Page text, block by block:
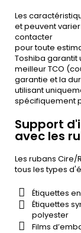
Les
et peuvent
contacter
pour toute
Toshiba garantit
meilleur TCO
garantie et la
utilisant
spécifiquement
Support
avec les
Les rubans
tous les types
Étiquettes
Étiquettes
polyester
Films